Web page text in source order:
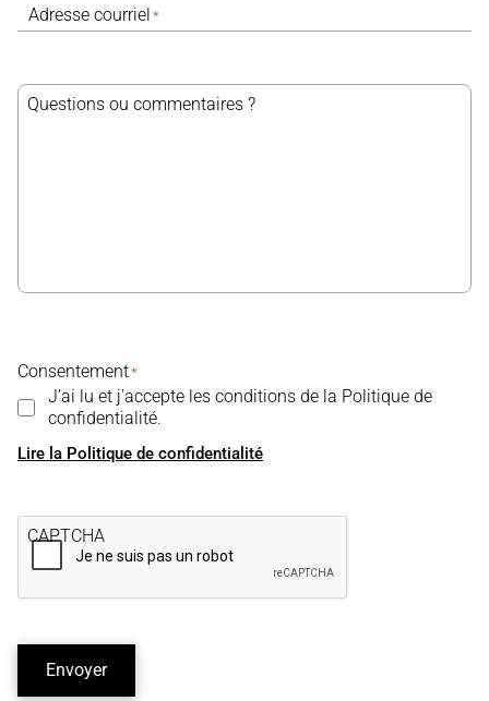
Adresse courriel *
Questions ou commentaires ?
Consentement*
J’ai lu et j'accepte les conditions de la Politique de
confidentialité.
Lire la Politique de confidentialité
CAPTCHA
Envoyer